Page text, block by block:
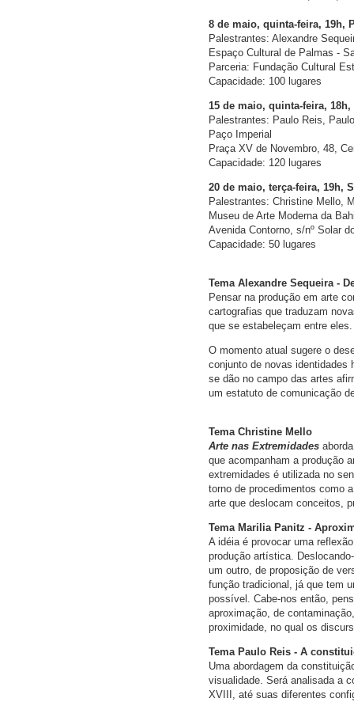
8 de maio, quinta-feira, 19h,
Palestrantes: Alexandre
Espaço Cultural de Palmas -
Parceria: Fundação Cultural
Capacidade: 100 lugares
15 de maio, quinta-feira,
Palestrantes: Paulo Reis,
Paço Imperial
Praça XV de Novembro, 48,
Capacidade: 120 lugares
20 de maio, terça-feira, 19h,
Palestrantes: Christine Mello,
Museu de Arte Moderna da
Avenida Contorno, s/nº Solar
Capacidade: 50 lugares
Tema Alexandre Sequeira -
Pensar na produção em arte
cartografias que traduzam
que se estabeleçam entre eles.
O momento atual sugere o
conjunto de novas identidades
se dão no campo das artes
um estatuto de comunicação
Tema Christine Mello
Arte nas Extremidades
que acompanham a produção
extremidades é utilizada no
torno de procedimentos como
arte que deslocam conceitos,
Tema Marilia Panitz -
A idéia é provocar uma
produção artística.
um outro, de proposição de
função tradicional, já que tem
possível. Cabe-nos então,
aproximação, de
proximidade, no qual os
Tema Paulo Reis - A
Uma abordagem da
visualidade. Será analisada a
XVIII, até suas diferentes